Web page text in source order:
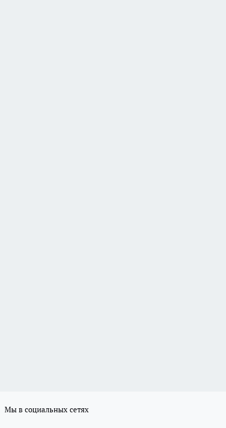
Мы в социальных сетях